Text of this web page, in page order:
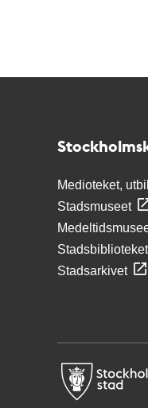
Medioteket,
Stadsmuseet
Stadsbiblioteket
Stadsarkivet